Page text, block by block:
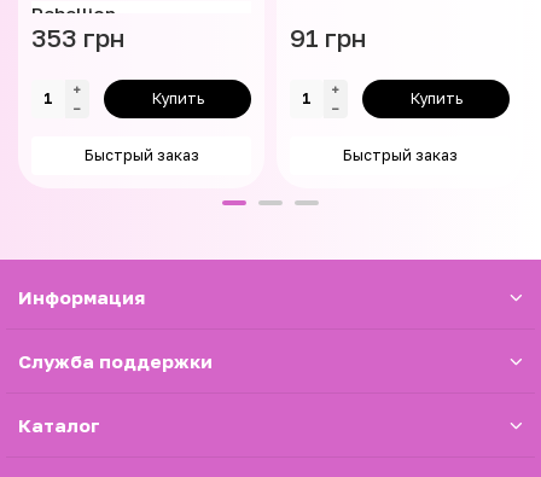
Rebellion
353 грн
Купить
Быстрый заказ
91 грн
Купить
Быстрый заказ
Информация
Служба поддержки
Каталог